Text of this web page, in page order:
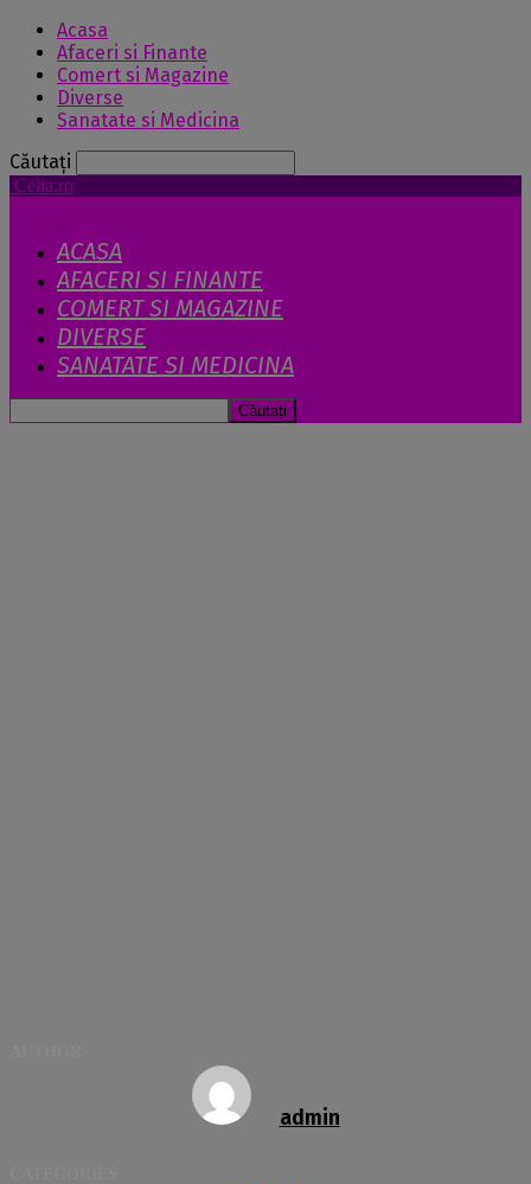
Acasa
Afaceri si Finante
Comert si Magazine
Diverse
Sanatate si Medicina
Căutați
Celia.ro
ACASA
AFACERI SI FINANTE
COMERT SI MAGAZINE
DIVERSE
SANATATE SI MEDICINA
admin